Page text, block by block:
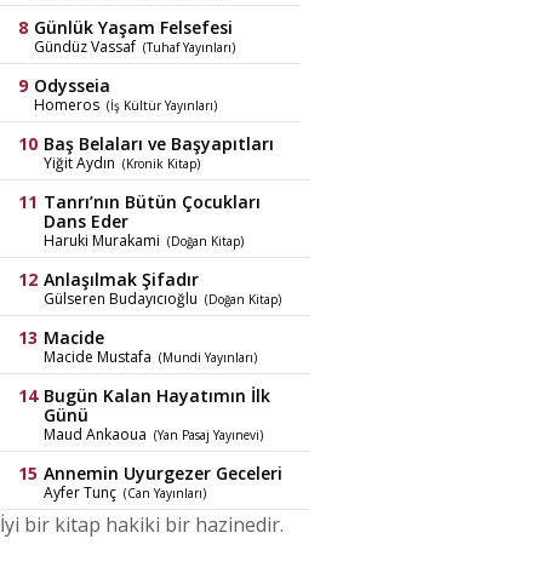
Günlük Yaşam Felsefesi
Gündüz Vassaf (Tuhaf Yayınları)
Odysseia
Homeros (İş Kültür Yayınları)
Baş Belaları ve Başyapıtları
Yiğit Aydın (Kronik Kitap)
Tanrı’nın Bütün Çocukları
Dans Eder
Haruki Murakami (Doğan Kitap)
Anlaşılmak Şifadır
Gülseren Budayıcıoğlu (Doğan Kitap)
Macide
Macide Mustafa (Mundi Yayınları)
Bugün Kalan Hayatımın İlk
Günü
Maud Ankaoua (Yan Pasaj Yayınevi)
Annemin Uyurgezer Geceleri
Ayfer Tunç (Can Yayınları)
İyi bir kitap hakiki bir hazinedir.